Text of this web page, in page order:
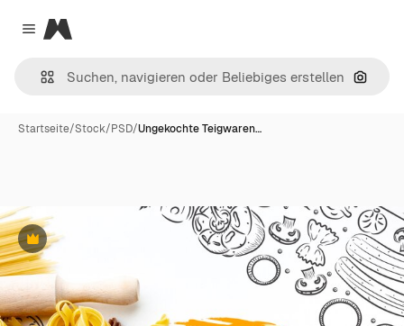
Close menu
Magnific
Nach
Startseite/Stock/PSD/Ungekochte Teigwaren…
Premium